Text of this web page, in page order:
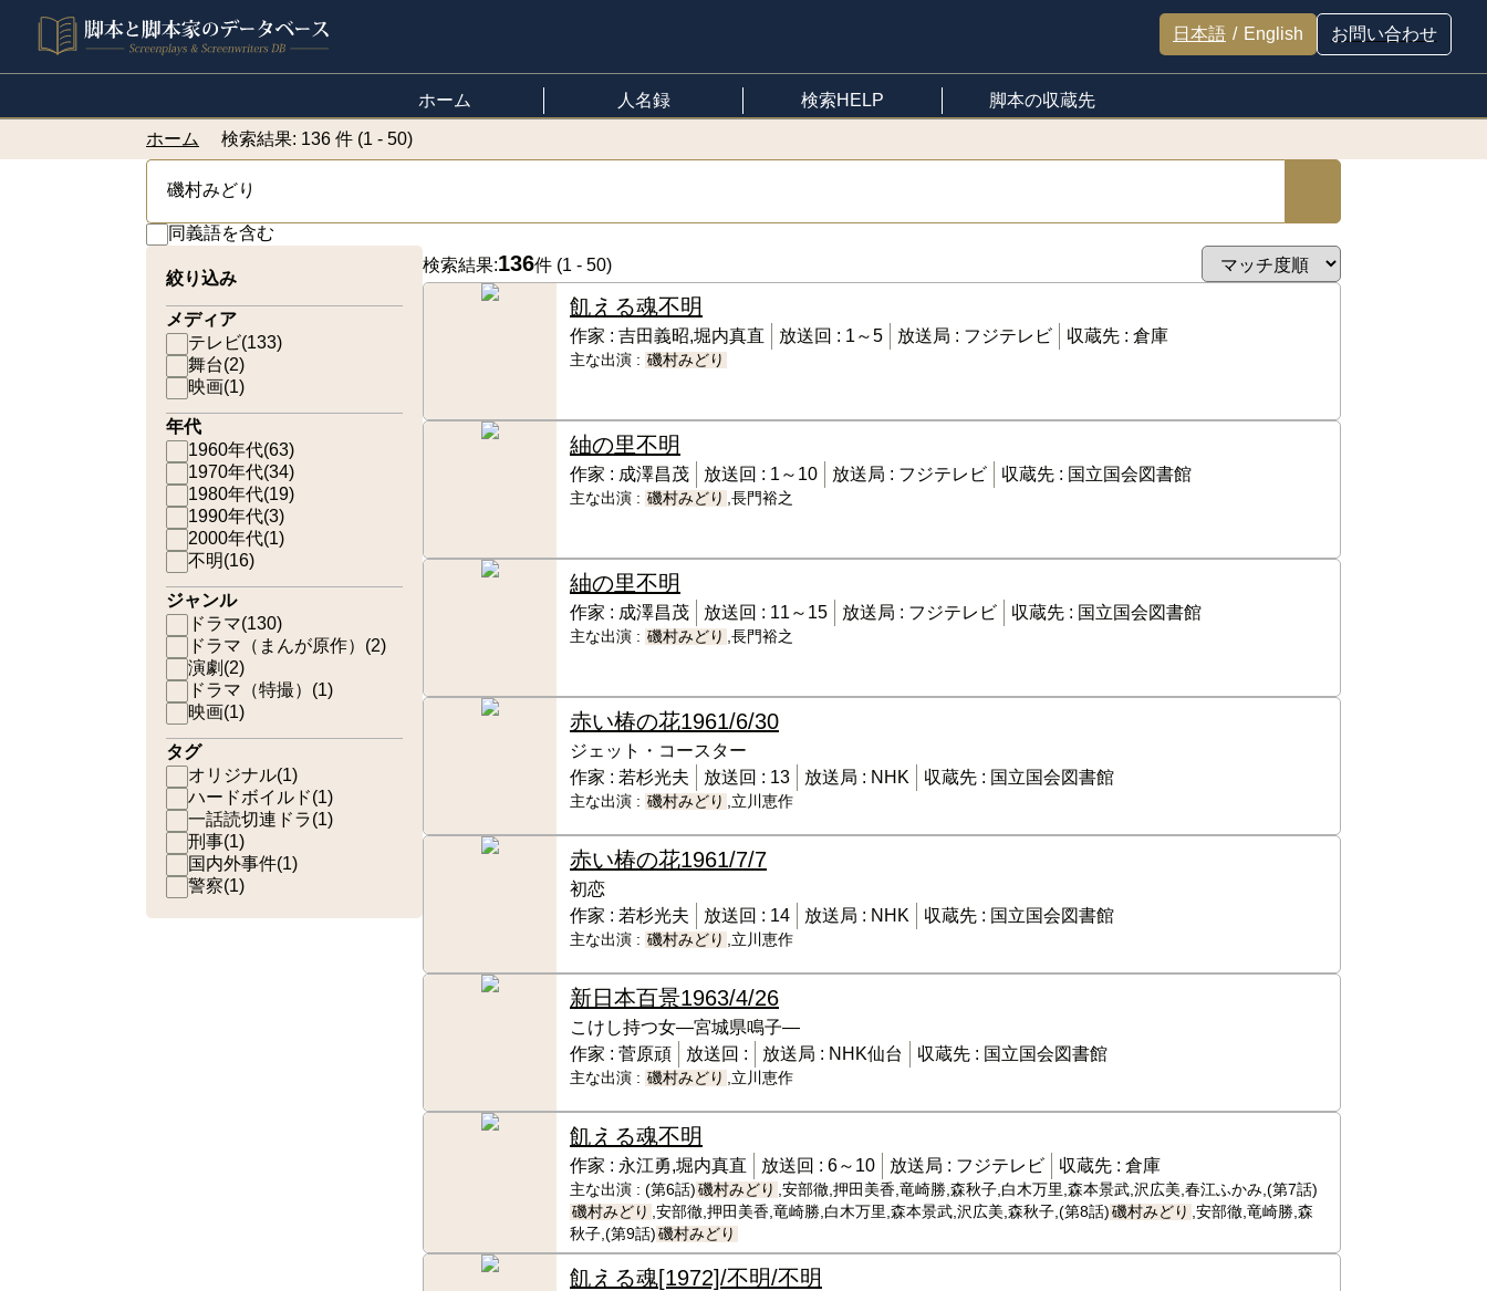
日本語 / English お問い合わせ
ホーム 人名録 検索HELP 脚本の収蔵先
ホーム 検索結果: 136 件 (1 - 50)
同義語を含む
絞り込み
メディア
テレビ(133)
舞台(2)
映画(1)
年代
1960年代(63)
1970年代(34)
1980年代(19)
1990年代(3)
2000年代(1)
不明(16)
ジャンル
ドラマ(130)
ドラマ（まんが原作） (2)
演劇 (2)
ドラマ（特撮） (1)
映画(1)
タグ
オリジナル(1)
ハードボイルド(1)
一話読切連ドラ(1)
刑事(1)
国内外事件(1)
警察(1)
検索結果:136件 (1 - 50)
飢える魂不明
作家 : 吉田義昭,堀内真直 放送回 : 1～5 放送局 : フジテレビ 収蔵先 : 倉庫
主な出演 : 磯村みどり
紬の里不明
作家 : 成澤昌茂 放送回 : 1～10 放送局 : フジテレビ 収蔵先 : 国立国会図書館
主な出演 : 磯村みどり ,長門裕之
紬の里不明
作家 : 成澤昌茂 放送回 : 11～15 放送局 : フジテレビ 収蔵先 : 国立国会図書館
主な出演 : 磯村みどり ,長門裕之
赤い椿の花1961/6/30
ジェット・コースター
作家 : 若杉光夫 放送回 : 13 放送局 : NHK 収蔵先 : 国立国会図書館
主な出演 : 磯村みどり ,立川恵作
赤い椿の花1961/7/7
初恋
作家 : 若杉光夫 放送回 : 14 放送局 : NHK 収蔵先 : 国立国会図書館
主な出演 : 磯村みどり ,立川恵作
新日本百景1963/4/26
こけし持つ女―宮城県鳴子―
作家 : 菅原頑 放送回 : 放送局 : NHK仙台 収蔵先 : 国立国会図書館
主な出演 : 磯村みどり ,立川恵作
飢える魂不明
作家 : 永江勇,堀内真直 放送回 : 6～10 放送局 : フジテレビ 収蔵先 : 倉庫
主な出演 : (第6話) 磯村みどり ,安部徹,押田美香,竜崎勝,森秋子,白木万里,森本景武,沢広美,春江ふかみ,(第7話)
磯村みどり ,安部徹,押田美香,竜崎勝,白木万里,森本景武,沢広美,森秋子,(第8話) 磯村みどり ,安部徹,竜崎勝,森
秋子,(第9話) 磯村みどり
飢える魂[1972]/不明/不明